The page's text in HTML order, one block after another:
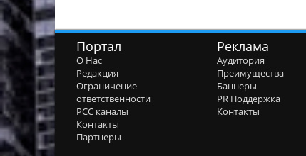
Портал
О Нас
Редакция
Ограничение
ответственности
РСС каналы
Контакты
Партнеры
Реклама
Аудитория
Преимущества
Баннеры
PR Поддержка
Контакты